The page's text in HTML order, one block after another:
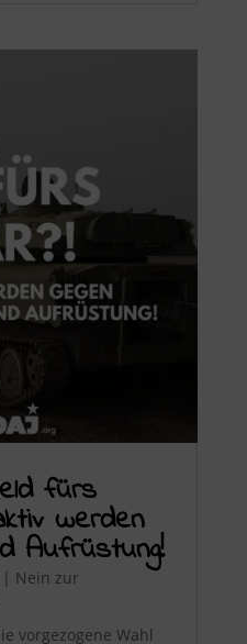
fürs
werden
Aufrüstung!
| Nein zur
vorgezogene Wahl